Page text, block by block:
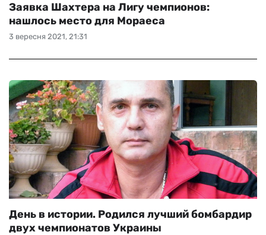
3 вересня 2021, 21:31
Заявка Шахтера на Лигу чемпионов:
нашлось место для Мораеса
День в истории. Родился лучший бомбардир
двух чемпионатов Украины